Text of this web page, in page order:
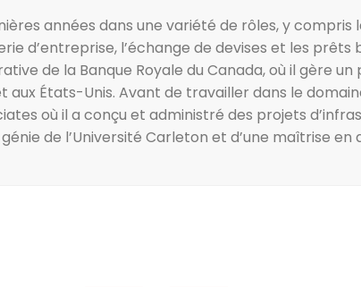
années dans une variété de rôles, y compris
d’entreprise, l’échange de devises et les prêts
de la Banque Royale du Canada, où il gère un
États-Unis. Avant de travailler dans le
où il a conçu et administré des projets
de l’Université Carleton et d’une maîtrise